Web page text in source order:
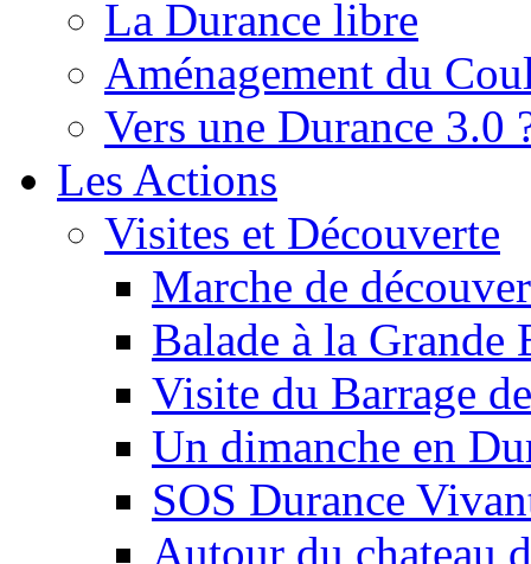
La Durance libre
Aménagement du
Vers une Durance 3.0
Les Actions
Visites et Découverte
Marche de
Balade à la Grande
Visite du Barrage
Un dimanche en
SOS Durance
Autour du chateau